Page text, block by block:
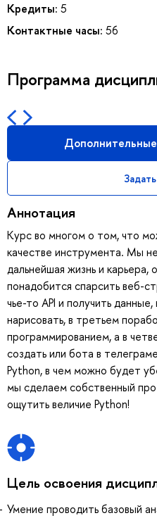
Кредиты: 5
Контактные часы: 56
Программа
Аннотация
Курс во многом о том, что
качестве инструмента. Мы
дальнейшая жизнь и
понадобится спарсить веб-
чье-то API и получить
нарисовать, в третьем
программированием, а в
создать или бота в
Python, в чем можно будет
мы сделаем собственный
ощутить величие Python!
Цель освоения
Умение проводить базовый